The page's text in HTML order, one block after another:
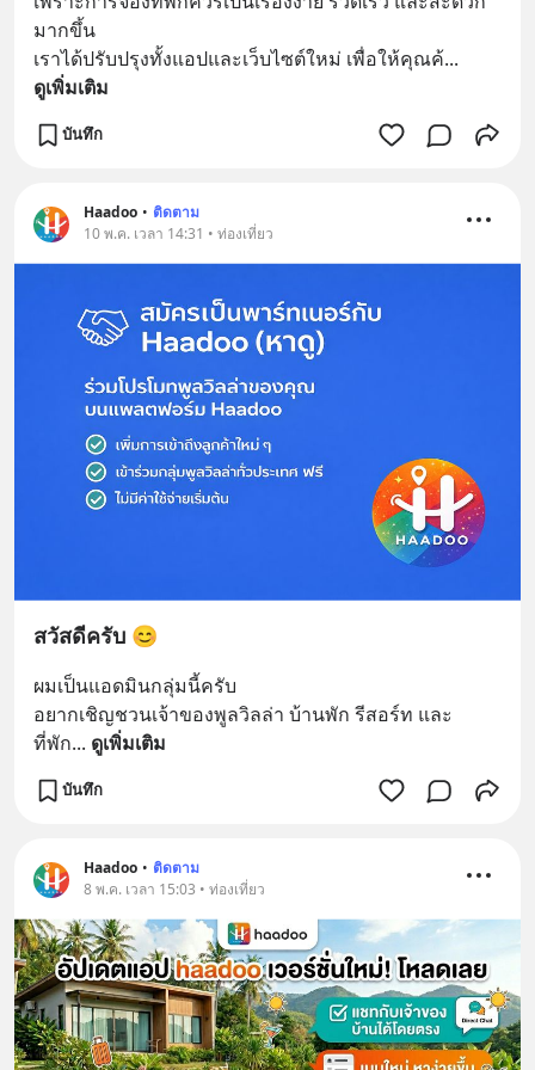
มากขึ้น
เราได้ปรับปรุงทั้งแอปและเว็บไซต์ใหม่ เพื่อให้คุณค้...
ดูเพิ่มเติม
บันทึก
Haadoo • ติดตาม
10 พ.ค. เวลา 14:31 • ท่องเที่ยว
สวัสดีครับ 😊
ผมเป็นแอดมินกลุ่มนี้ครับ
อยากเชิญชวนเจ้าของพูลวิลล่า บ้านพัก รีสอร์ท และ
ที่พัก... ดูเพิ่มเติม
บันทึก
Haadoo • ติดตาม
8 พ.ค. เวลา 15:03 • ท่องเที่ยว